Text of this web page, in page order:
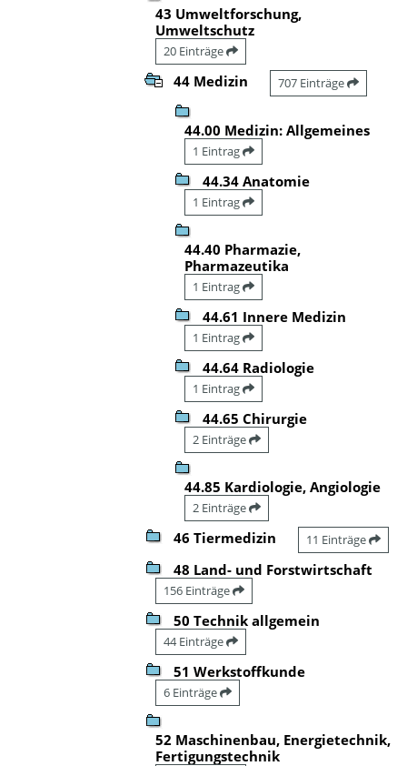
43 Umweltforschung,
Umweltschutz
20 Einträge
44 Medizin 707 Einträge
44.00 Medizin: Allgemeines
1 Eintrag
44.34 Anatomie
1 Eintrag
44.40 Pharmazie,
Pharmazeutika
1 Eintrag
44.61 Innere Medizin
1 Eintrag
44.64 Radiologie
1 Eintrag
44.65 Chirurgie
2 Einträge
44.85 Kardiologie, Angiologie
2 Einträge
46 Tiermedizin 11 Einträge
48 Land- und Forstwirtschaft
156 Einträge
50 Technik allgemein
44 Einträge
51 Werkstoffkunde
6 Einträge
52 Maschinenbau, Energietechnik,
Fertigungstechnik